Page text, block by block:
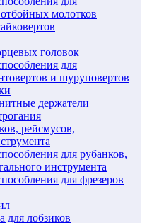
молотков
головок
для
и шуруповертов
держатели
рейсмусов,
для рубанков,
инструмента
для фрезеров
для лобзиков